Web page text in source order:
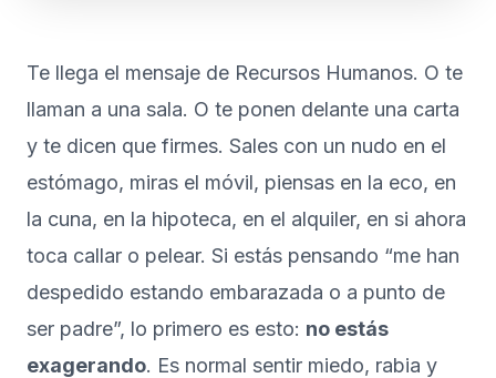
Te llega el mensaje de Recursos Humanos. O te
llaman a una sala. O te ponen delante una carta
y te dicen que firmes. Sales con un nudo en el
estómago, miras el móvil, piensas en la eco, en
la cuna, en la hipoteca, en el alquiler, en si ahora
toca callar o pelear. Si estás pensando “me han
despedido estando embarazada o a punto de
ser padre”, lo primero es esto: no estás
exagerando. Es normal sentir miedo, rabia y